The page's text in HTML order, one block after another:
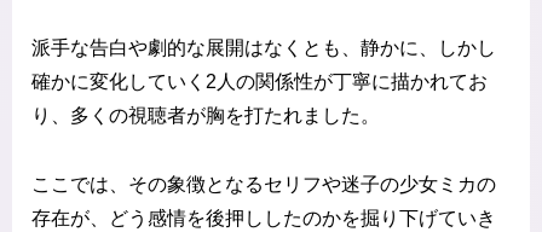
派手な告白や劇的な展開はなくとも、静かに、しかし
確かに変化していく2人の関係性が丁寧に描かれてお
り、多くの視聴者が胸を打たれました。
ここでは、その象徴となるセリフや迷子の少女ミカの
存在が、どう感情を後押ししたのかを掘り下げていき